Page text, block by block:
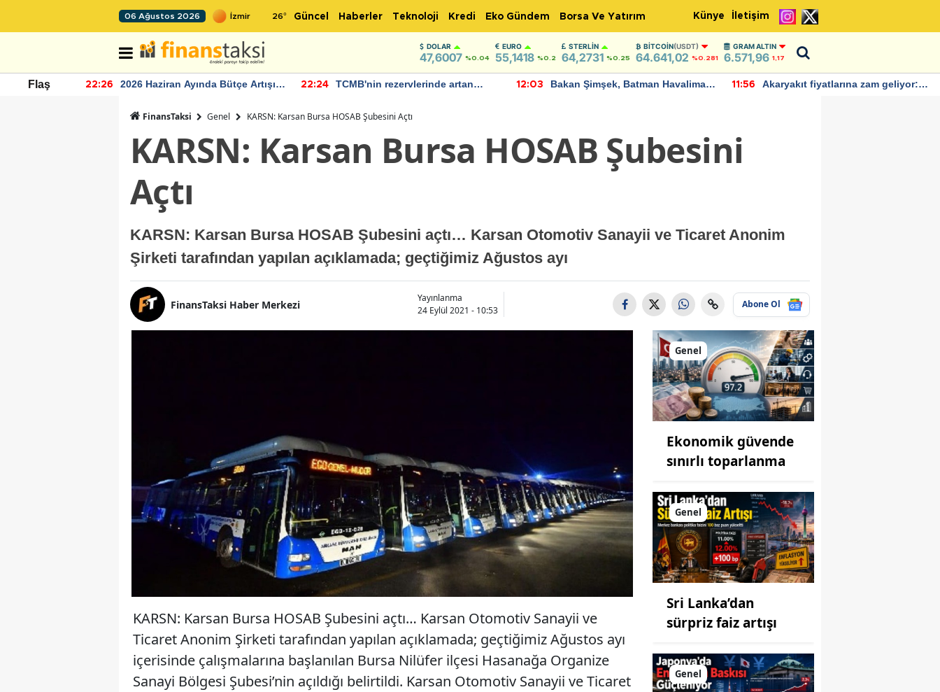
06 Ağustos 2026 26° Güncel Haberler Teknoloji Kredi Eko Gündem Borsa Ve Yatırım Künye İletişim
DOLAR
47,6007 %0.04
EURO
55,1418 %0.2
STERLIN
64,2731 %0.25
BITCOIN(USDT)
64.641,02 %0.281
GRAM ALTIN
6.571,96 1,17
Flaş 22:26
2026 Haziran Ayında Bütçe Artışı
22:24
TCMB'nin rezervlerinde artan
12:03
Bakan Şimşek, Batman Havalimanı
11:56
Akaryakıt fiyatlarına zam geliyor:
FinansTaksi Genel KARSN: Karsan Bursa HOSAB Şubesini Açtı
KARSN: Karsan Bursa HOSAB Şubesini
Açtı
KARSN: Karsan Bursa HOSAB Şubesini açtı… Karsan Otomotiv Sanayii ve Ticaret Anonim
Şirketi tarafından yapılan açıklamada; geçtiğimiz Ağustos ayı
FinansTaksi Haber Merkezi
Yayınlanma
24 Eylül 2021 - 10:53
Abone Ol
KARSN: Karsan Bursa HOSAB Şubesini açtı… Karsan Otomotiv Sanayii ve
Ticaret Anonim Şirketi tarafından yapılan açıklamada; geçtiğimiz Ağustos ayı
içerisinde çalışmalarına başlanılan Bursa Nilüfer ilçesi Hasanağa Organize
Sanayi Bölgesi Şubesi’nin açıldığı belirtildi. Karsan Otomotiv Sanayii ve Ticaret
Genel
Ekonomik güvende
sınırlı toparlanma
Genel
Sri Lanka’dan
sürpriz faiz artışı
Genel